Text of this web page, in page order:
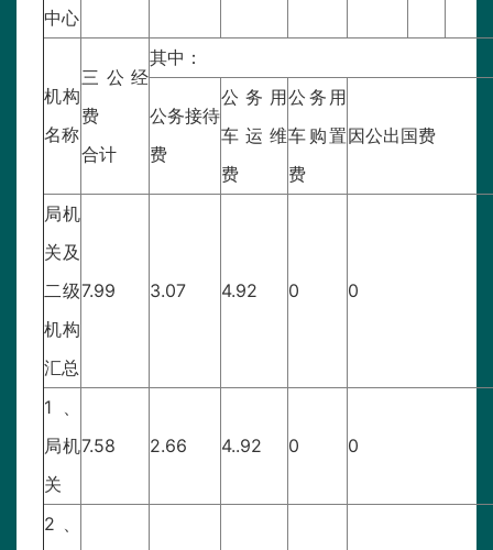
中心
机构
名称
三公经
费
合计
其中：
公务接待
费
公务用
车运维
费
公务用
车购置
费
因公出国费
局机
关及
二级
机构
汇总
7.99 3.07 4.92 0 0
1、
局机
关
7.58 2.66 4..92 0 0
2、